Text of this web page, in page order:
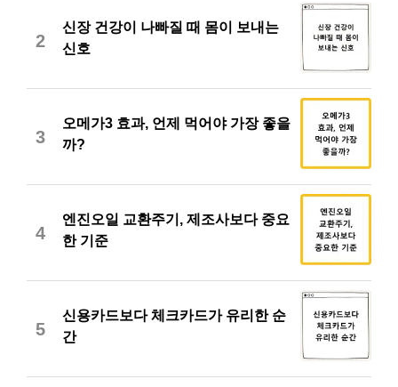
2
신장 건강이 나빠질 때 몸이 보내는
신호
3
오메가3 효과, 언제 먹어야 가장 좋을
까?
4
엔진오일 교환주기, 제조사보다 중요
한 기준
5
신용카드보다 체크카드가 유리한 순
간